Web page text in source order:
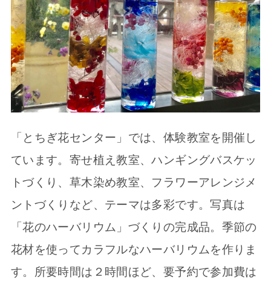
「とちぎ花センター」では、体験教室を開催し
ています。寄せ植え教室、ハンギングバスケッ
トづくり、草木染め教室、フラワーアレンジメ
ントづくりなど、テーマは多彩です。写真は
「花のハーバリウム」づくりの完成品。季節の
花材を使ってカラフルなハーバリウムを作りま
す。所要時間は２時間ほど、要予約で参加費は